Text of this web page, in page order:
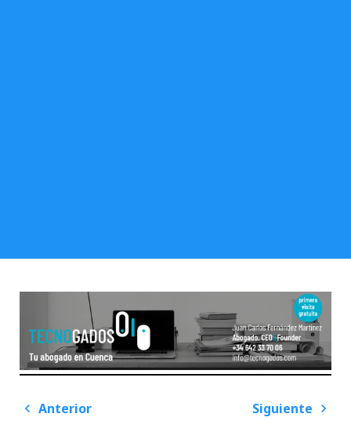
Navegación
Anterior Siguiente